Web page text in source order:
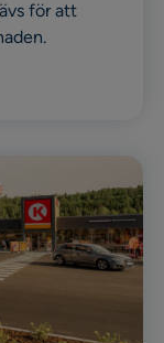
för att